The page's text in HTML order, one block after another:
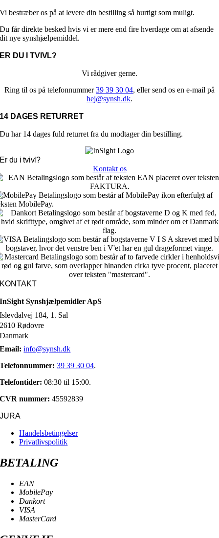
Vi bestræber os på at levere din bestilling så hurtigt som muligt.
Du får direkte besked hvis vi er mere end fire hverdage om at afsende
dit nye synshjælpemiddel.
ER DU I TVIVL?
Vi rådgiver gerne.
Ring til os på telefonnummer39 39 30 04, eller send os en e-mail på
hej@synsh.dk.
14 DAGES RETURRET
Du har 14 dages fuld returret fra du modtager din bestilling.
Er du i tvivl?
Kontakt os
KONTAKT
InSight Synshjælpemidler ApS
Islevdalvej 184, 1. Sal
2610 Rødovre
Danmark
Email: info@synsh.dk
Telefonnummer: 39 39 30 04.
Telefontider: 08:30 til 15:00.
CVR nummer: 45592839
JURA
Handelsbetingelser
Privatlivspolitik
BETALING
EAN
MobilePay
Dankort
VISA
MasterCard